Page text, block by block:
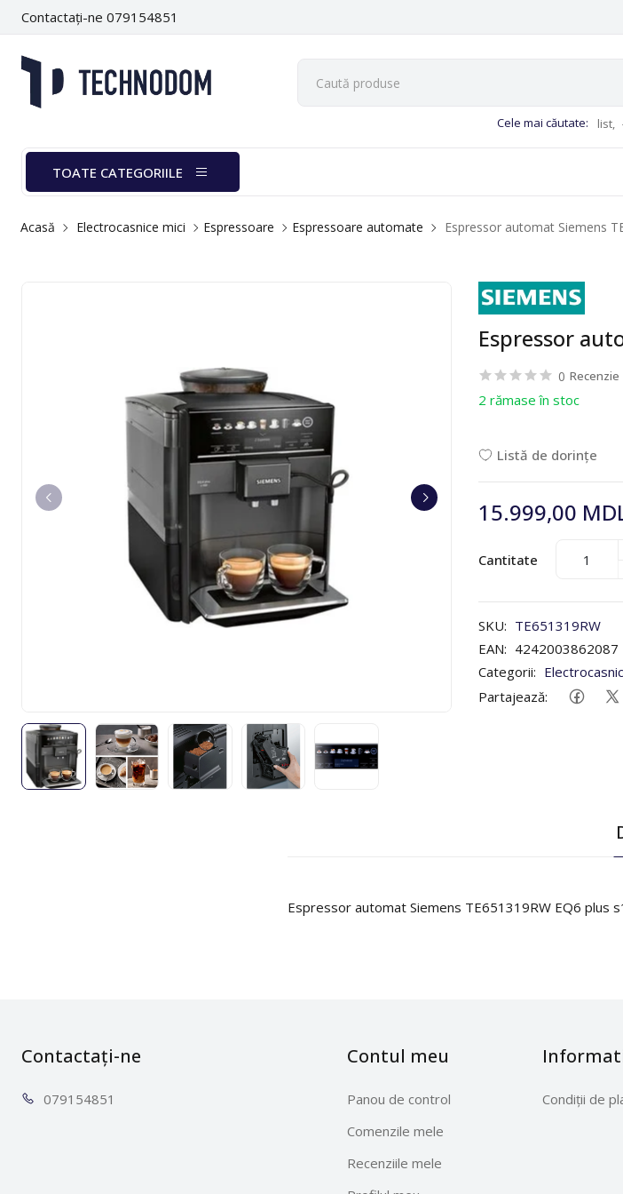
Contactați-ne 079154851
Cele mai căutate: list,
TOATE CATEGORIILE
Acasă Electrocasnice mici Espressoare Espressoare automate Espressor automat Siemens
Espressor
0 Recenzie
2 rămase în stoc
Listă de dorințe
15.999,00
Cantitate
SKU: TE651319RW
EAN: 4242003862087
Categorii:
Partajează:
Espressor automat Siemens TE651319RW EQ6 plus
Contactați-ne
0791 54851
Contul meu
Panou de control
Comenzile mele
Recenziile mele
Condiții de